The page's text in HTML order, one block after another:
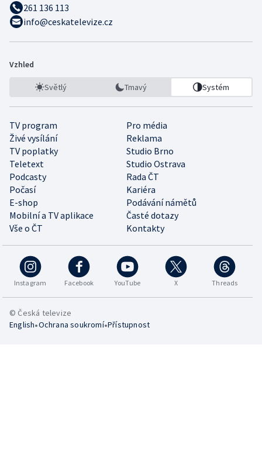
261 136 113
info@ceskatelevize.cz
Vzhled
Světlý Tmavý Systém
TV program
Pro média
Živé vysílání
Reklama
TV poplatky
Studio Brno
Teletext
Studio Ostrava
Podcasty
Rada ČT
Počasí
Kariéra
E-shop
Podávání námětů
Mobilní a TV aplikace
Časté dotazy
Vše o ČT
Kontakty
Instagram Facebook YouTube X Threads
© Česká televize
English•Ochrana soukromí•Přístupnost